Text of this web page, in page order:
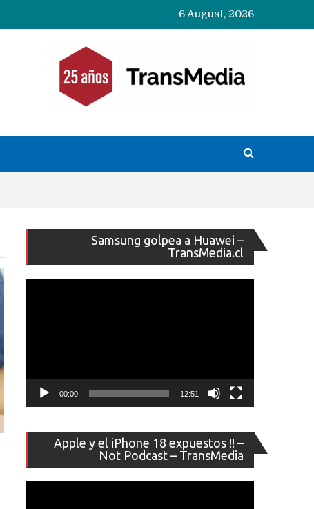
6 August, 2026
Samsung golpea a Huawei –
TransMedia.cl
de
vídeo
00:00 12:51
Apple y el iPhone 18 expuestos !! –
Not Podcast – TransMedia
de
vídeo